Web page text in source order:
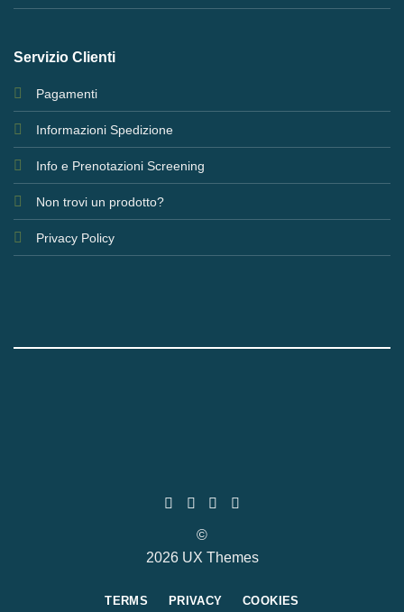
Servizio Clienti
Pagamenti
Informazioni Spedizione
Info e Prenotazioni Screening
Non trovi un prodotto?
Privacy Policy
©
2026 UX Themes
TERMS PRIVACY COOKIES